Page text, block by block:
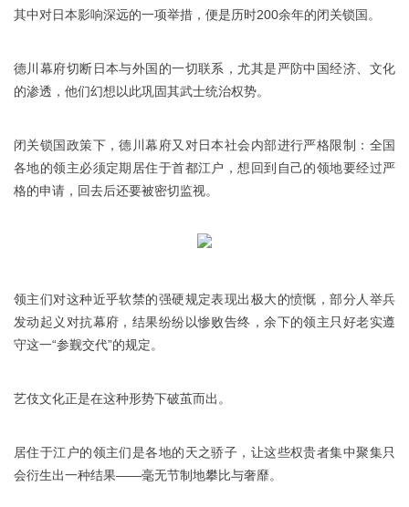
其中对日本影响深远的一项举措，便是历时200余年的闭关锁国。
德川幕府切断日本与外国的一切联系，尤其是严防中国经济、文化
的渗透，他们幻想以此巩固其武士统治权势。
闭关锁国政策下，德川幕府又对日本社会内部进行严格限制：全国
各地的领主必须定期居住于首都江户，想回到自己的领地要经过严
格的申请，回去后还要被密切监视。
领主们对这种近乎软禁的强硬规定表现出极大的愤慨，部分人举兵
发动起义对抗幕府，结果纷纷以惨败告终，余下的领主只好老实遵
守这一“参觐交代”的规定。
艺伎文化正是在这种形势下破茧而出。
居住于江户的领主们是各地的天之骄子，让这些权贵者集中聚集只
会衍生出一种结果——毫无节制地攀比与奢靡。